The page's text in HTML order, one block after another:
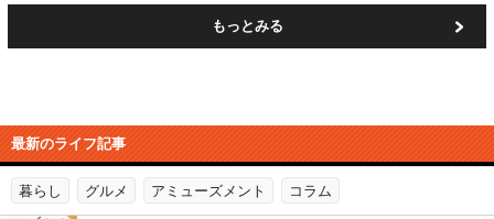
もっとみる
最新のライフ記事
暮らし グルメ アミューズメント コラム